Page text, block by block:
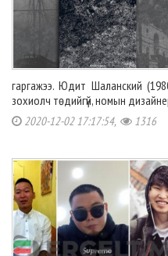
гаргажээ. Юдит Шаланский
зохиолч төдийгүй, номын
2020-12-02 17:17:54, 1316